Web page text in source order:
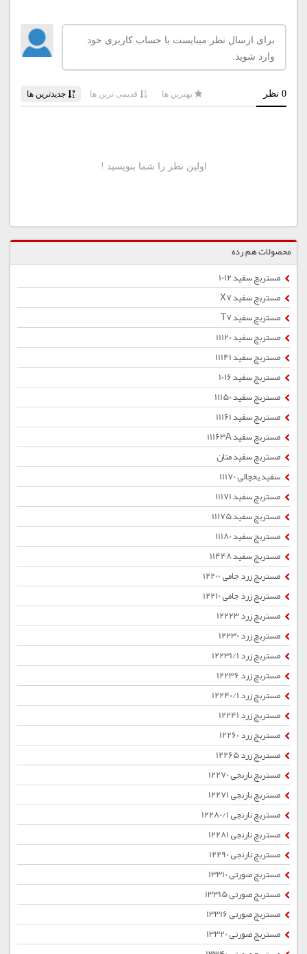
محصولات هم رده
مستربچ سفید 1012
مستربچ سفید X7
مستربچ سفید T7
مستربچ سفید 11120
مستربچ سفید 11141
مستربچ سفید 1016
مستربچ سفید 11150
مستربچ سفید 11161
مستربچ سفید 11163A
مستربچ سفید متان
سفید یخچالی 11170
مستربچ سفید 11171
مستربچ سفید 11175
مستربچ سفید 11180
مستربچ سفید 11448
مستربچ زرد جامی 12200
مستربچ زرد جامی 12210
مستربچ زرد 12223
مستربچ زرد 12230
مستربچ زرد 12231/1
مستربچ زرد 12236
مستربچ زرد 12240/1
مستربچ زرد 12241
مستربچ زرد 12260
مستربچ زرد 12265
مستربچ نارنجی 12270
مستربچ نارنجی 12271
مستربچ نارنجی 12280/1
مستربچ نارنجی 12281
مستربچ نارنجی 12290
مستربچ صورتی 13310
مستربچ صورتی 13315
مستربچ صورتی 13316
مستربچ صورتی 13320